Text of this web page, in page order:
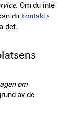
. Om du inte
du kontakta
det.
om
av de